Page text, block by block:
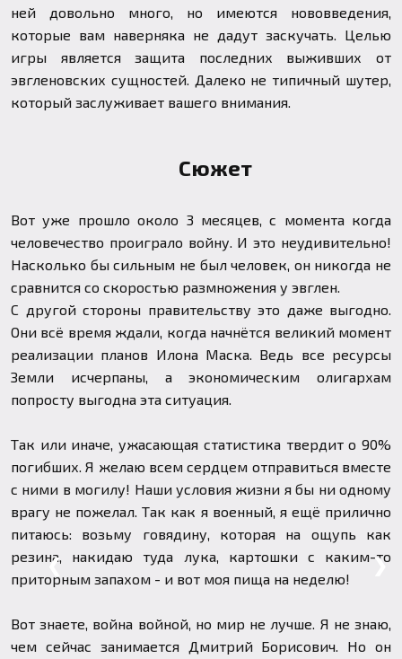
ней довольно много, но имеются нововведения,
которые вам наверняка не дадут заскучать. Целью
игры является защита последних выживших от
эвгленовских сущностей. Далеко не типичный шутер,
который заслуживает вашего внимания.
Сюжет
Вот уже прошло около 3 месяцев, с момента когда
человечество проиграло войну. И это неудивительно!
Насколько бы сильным не был человек, он никогда не
сравнится со скоростью размножения у эвглен.
С другой стороны правительству это даже выгодно.
Они всё время ждали, когда начнётся великий момент
реализации планов Илона Маска. Ведь все ресурсы
Земли исчерпаны, а экономическим олигархам
попросту выгодна эта ситуация.
Так или иначе, ужасающая статистика твердит о 90%
погибших. Я желаю всем сердцем отправиться вместе
с ними в могилу! Наши условия жизни я бы ни одному
врагу не пожелал. Так как я военный, я ещё прилично
питаюсь: возьму говядину, которая на ощупь как
резина, накидаю туда лука, картошки с каким-то
приторным запахом - и вот моя пища на неделю!
Вот знаете, война войной, но мир не лучше. Я не знаю,
чем сейчас занимается Дмитрий Борисович. Но он
❮ ❯